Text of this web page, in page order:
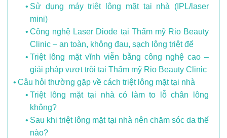
Sử dụng máy triệt lông mặt tại nhà (IPL/laser
mini)
Công nghệ Laser Diode tại Thẩm mỹ Rio Beauty
Clinic – an toàn, không đau, sạch lông triệt để
Triệt lông mặt vĩnh viễn bằng công nghệ cao –
giải pháp vượt trội tại Thẩm mỹ Rio Beauty Clinic
Câu hỏi thường gặp về cách triệt lông mặt tại nhà
Triệt lông mặt tại nhà có làm to lỗ chân lông
không?
Sau khi triệt lông mặt tại nhà nên chăm sóc da thế
nào?